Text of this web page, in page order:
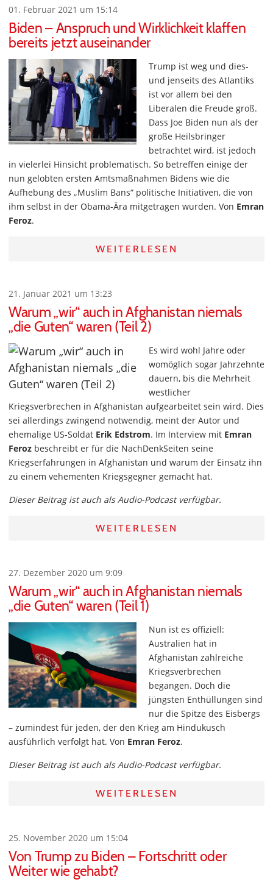
01. Februar 2021 um 15:14
Biden – Anspruch und Wirklichkeit klaffen
bereits jetzt auseinander
Trump ist weg und dies-
und jenseits des Atlantiks
ist vor allem bei den
Liberalen die Freude groß.
Dass Joe Biden nun als der
große Heilsbringer
betrachtet wird, ist jedoch
in vielerlei Hinsicht problematisch. So betreffen einige der
nun gelobten ersten Amtsmaßnahmen Bidens wie die
Aufhebung des „Muslim Bans“ politische Initiativen, die von
ihm selbst in der Obama-Ära mitgetragen wurden. Von Emran
Feroz.
WEITERLESEN
21. Januar 2021 um 13:23
Warum „wir“ auch in Afghanistan niemals
„die Guten“ waren (Teil 2)
Es wird wohl Jahre oder
womöglich sogar Jahrzehnte
dauern, bis die Mehrheit
westlicher
Kriegsverbrechen in Afghanistan aufgearbeitet sein wird. Dies
sei allerdings zwingend notwendig, meint der Autor und
ehemalige US-Soldat Erik Edstrom. Im Interview mit Emran
Feroz beschreibt er für die NachDenkSeiten seine
Kriegserfahrungen in Afghanistan und warum der Einsatz ihn
zu einem vehementen Kriegsgegner gemacht hat.
Dieser Beitrag ist auch als Audio-Podcast verfügbar.
WEITERLESEN
27. Dezember 2020 um 9:09
Warum „wir“ auch in Afghanistan niemals
„die Guten“ waren (Teil 1)
Nun ist es offiziell:
Australien hat in
Afghanistan zahlreiche
Kriegsverbrechen
begangen. Doch die
jüngsten Enthüllungen sind
nur die Spitze des Eisbergs
– zumindest für jeden, der den Krieg am Hindukusch
ausführlich verfolgt hat. Von Emran Feroz.
Dieser Beitrag ist auch als Audio-Podcast verfügbar.
WEITERLESEN
25. November 2020 um 15:04
Von Trump zu Biden – Fortschritt oder
Weiter wie gehabt?